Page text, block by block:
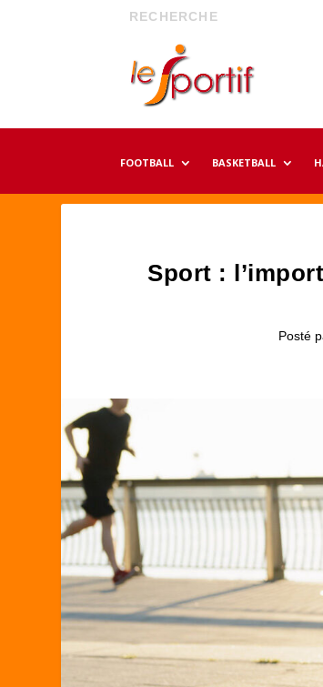
FOOTBALL BASKETBALL
Sport :
Posté